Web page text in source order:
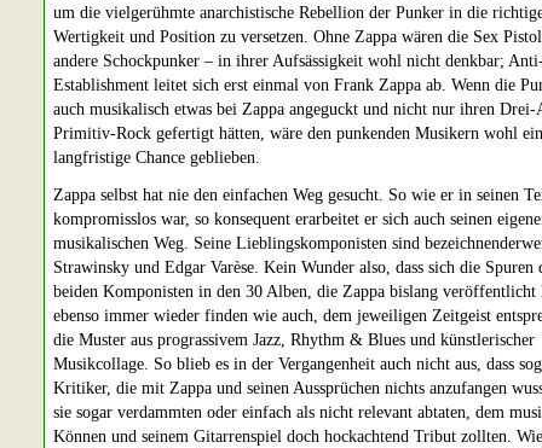
um die vielgerühmte anarchistische Rebellion der Punker in die
Wertigkeit und Position zu versetzen. Ohne Zappa wären die Sex
andere Schockpunker – in ihrer Aufsässigkeit wohl nicht denkbar;
Establishment leitet sich erst einmal von Frank Zappa ab. Wenn die
auch musikalisch etwas bei Zappa angeguckt und nicht nur ihren
Primitiv-Rock gefertigt hätten, wäre den punkenden Musikern wohl
langfristige Chance geblieben.
Zappa selbst hat nie den einfachen Weg gesucht. So wie er in seinen
kompromisslos war, so konsequent erarbeitet er sich auch seinen
musikalischen Weg. Seine Lieblingskomponisten sind
Strawinsky und Edgar Varèse. Kein Wunder also, dass sich die Spuren
beiden Komponisten in den 30 Alben, die Zappa bislang veröffentlicht
ebenso immer wieder finden wie auch, dem jeweiligen Zeitgeist
die Muster aus prograssivem Jazz, Rhythm & Blues und künstlerischer
Musikcollage. So blieb es in der Vergangenheit auch nicht aus, dass
Kritiker, die mit Zappa und seinen Aussprüchen nichts anzufangen
sie sogar verdammten oder einfach als nicht relevant abtaten, dem
Können und seinem Gitarrenspiel doch hockachtend Tribut zollten.